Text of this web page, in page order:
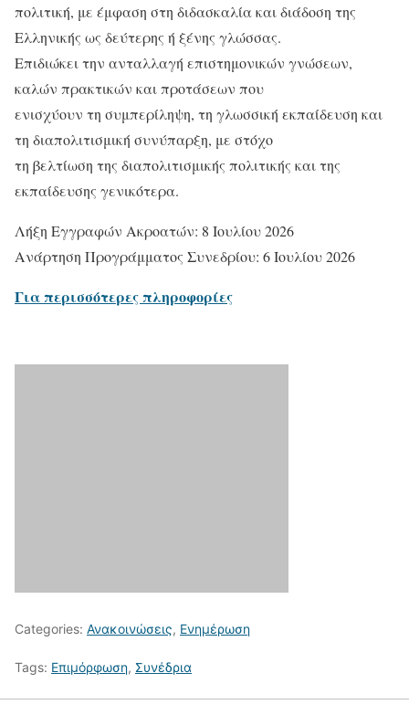
πολιτική, με έμφαση στη διδασκαλία και διάδοση της
Ελληνικής ως δεύτερης ή ξένης γλώσσας.
Επιδιώκει την ανταλλαγή επιστημονικών γνώσεων,
καλών πρακτικών και προτάσεων που
ενισχύουν τη συμπερίληψη, τη γλωσσική εκπαίδευση και
τη διαπολιτισμική συνύπαρξη, με στόχο
τη βελτίωση της διαπολιτισμικής πολιτικής και της
εκπαίδευσης γενικότερα.
Λήξη Εγγραφών Ακροατών: 8 Ιουλίου 2026
Ανάρτηση Προγράμματος Συνεδρίου: 6 Ιουλίου 2026
Για περισσότερες πληροφορίες
Categories: Ανακοινώσεις, Ενημέρωση
Tags: Επιμόρφωση, Συνέδρια